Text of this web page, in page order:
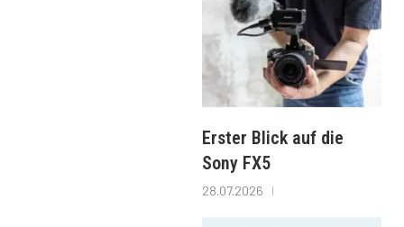
Erster Blick auf die
Sony FX5
28.07.2026